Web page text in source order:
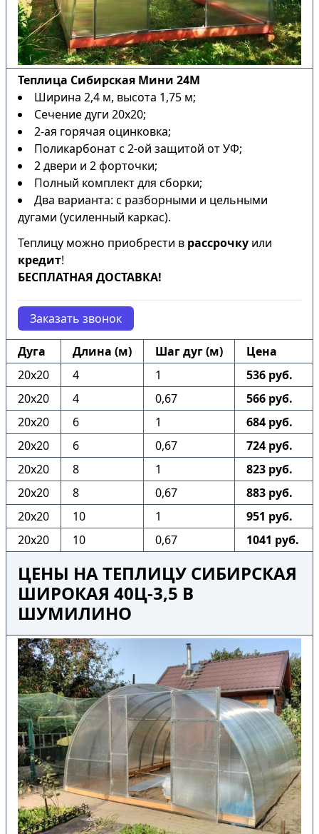
Теплица Сибирская Мини 24М
Ширина 2,4 м, высота 1,75 м;
Сечение дуги 20х20;
2-ая горячая оцинковка;
Поликарбонат с 2-ой защитой от УФ;
2 двери и 2 форточки;
Полный комплект для сборки;
Два варианта: с разборными и цельными
дугами (усиленный каркас).
Теплицу можно приобрести в рассрочку или
кредит!
БЕСПЛАТНАЯ ДОСТАВКА!
Заказать звонок
Дуга Длина (м) Шаг дуг (м)
Цена
20х20
4 1
536 руб.
20х20
4 0,67
566 руб.
20х20
6 1
684 руб.
20х20
6 0,67
724 руб.
20х20
8 1
823 руб.
20х20
8 0,67
883 руб.
20х20
10 1
951 руб.
20х20
10 0,67 1041 руб.
ЦЕНЫ НА ТЕПЛИЦУ СИБИРСКАЯ
ШИРОКАЯ 40Ц-3,5 В
ШУМИЛИНО